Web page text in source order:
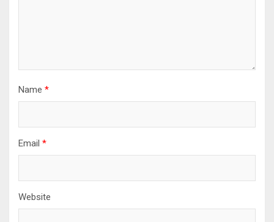
Name *
Email *
Website